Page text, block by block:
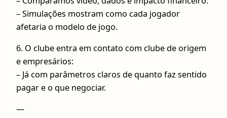
– Simulações mostram como cada jogador
afetaria o modelo de jogo.
6. O clube entra em contato com clube de origem
e empresários:
– Já com parâmetros claros de quanto faz sentido
pagar e o que negociar.
—